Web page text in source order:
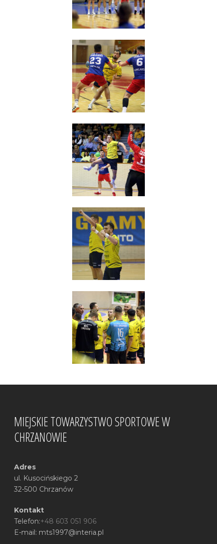
MIEJSKIE TOWARZYSTWO SPORTOWE W
CHRZANOWIE
Adres
ul. Kusocińskiego 2
32-500 Chrzanów
Kontakt
Telefon:+48 603 051 906
E-mail: mts1997@interia.pl